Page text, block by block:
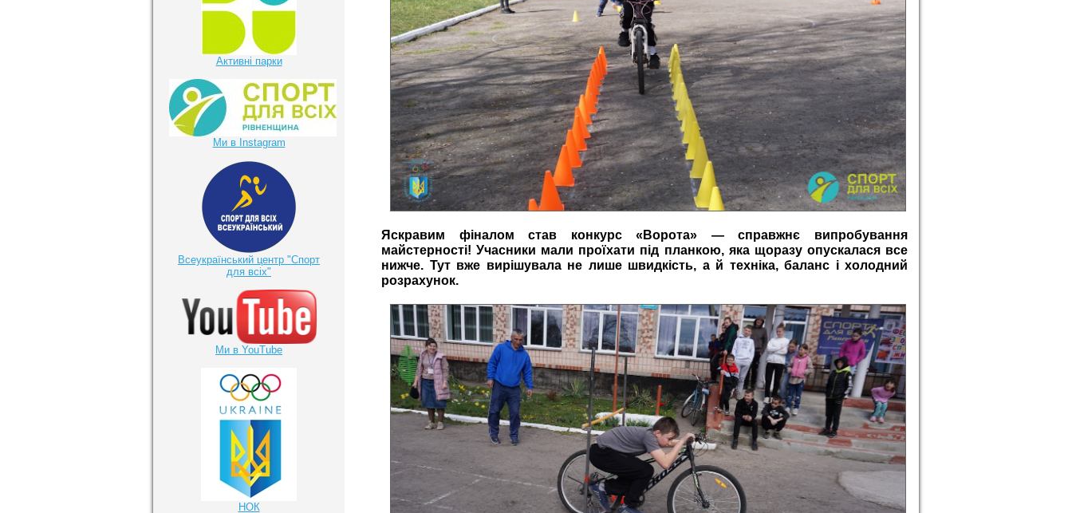
Яскравим фіналом став конкурс «Ворота» — справжнє випробування
майстерності! Учасники мали проїхати під планкою, яка щоразу опускалася все
нижче. Тут вже вирішувала не лише швидкість, а й техніка, баланс і холодний
розрахунок.
Активні парки
Ми в Instagram
Всеукраїнський центр "Спорт
для всіх"
Ми в YouTube
НОК